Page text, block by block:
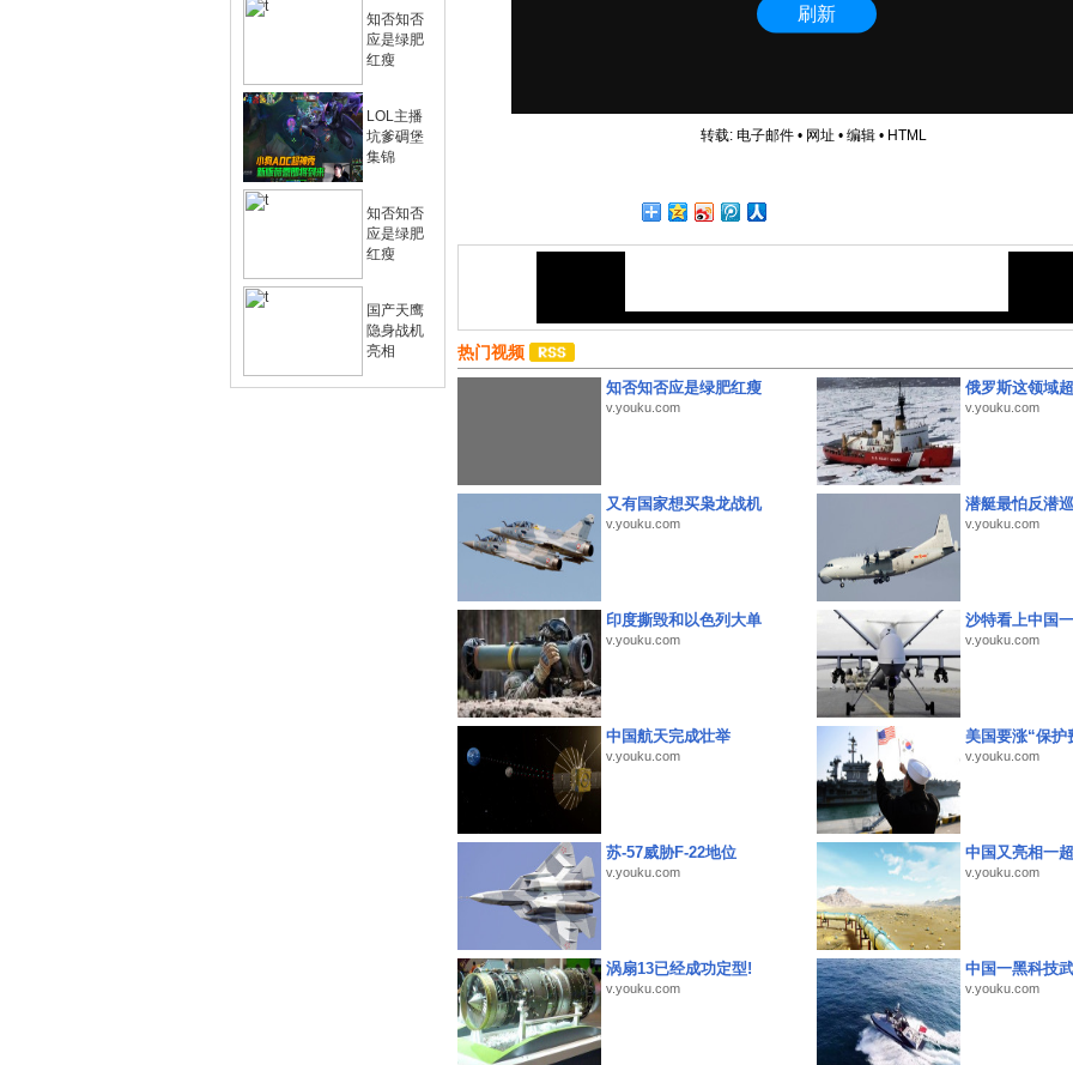
知否知否
应是绿肥
红瘦
LOL主播
坑爹碉堡
集锦
知否知否
应是绿肥
红瘦
国产天鹰
隐身战机
亮相
转载: 电子邮件• 网址 • 编辑• HTML
热门视频
知否知否应是绿肥红瘦
v.youku.com
俄罗斯这领域
v.youku.com
又有国家想买枭龙战机
v.youku.com
潜艇最怕反潜
v.youku.com
印度撕毁和以色列大单
v.youku.com
沙特看上中国
v.youku.com
中国航天完成壮举
v.youku.com
美国要涨“保护
v.youku.com
苏-57威胁F-22地位
v.youku.com
中国又亮相一
v.youku.com
涡扇13已经成功定型!
v.youku.com
中国一黑科技
v.youku.com